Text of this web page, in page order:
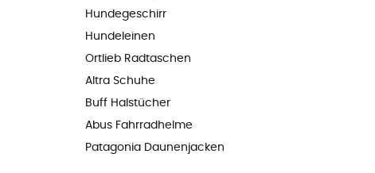
Hundegeschirr
Hundeleinen
Ortlieb Radtaschen
Altra Schuhe
Buff Halstücher
Abus Fahrradhelme
Patagonia Daunenjacken